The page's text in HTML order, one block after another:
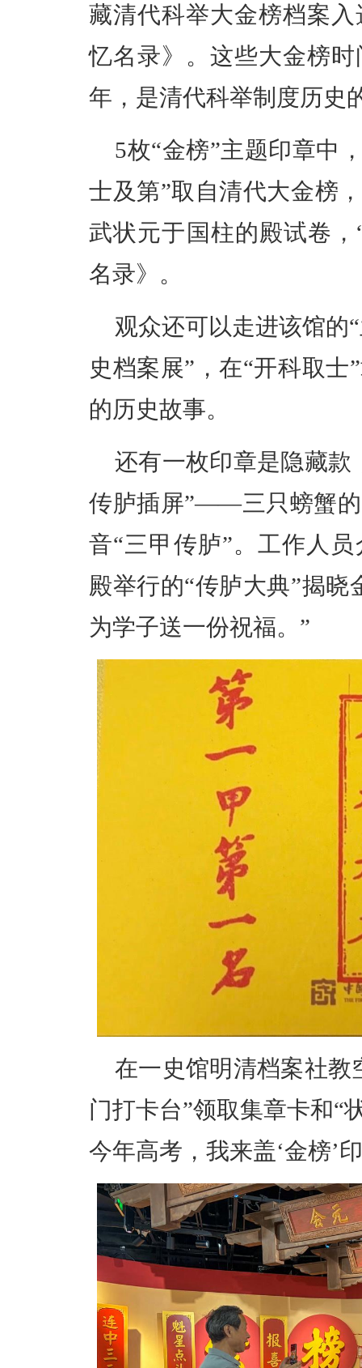
藏清代科举大金榜档案
忆名录》。这些大金榜
年，是清代科举制度历史
5枚“金榜”主题印章中
士及第”取自清代大金榜
武状元于国柱的殿试卷
名录》。
观众还可以走进该馆
史档案展”，在“开科取
的历史故事。
还有一枚印章是隐藏款
传胪插屏”——三只螃蟹
音“三甲传胪”。工作人
殿举行的“传胪大典”揭
为学子送一份祝福。”
在一史馆明清档案社教
门打卡台”领取集章卡和“
今年高考，我来盖‘金榜’